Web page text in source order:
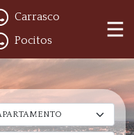
Carrasco
Pocitos